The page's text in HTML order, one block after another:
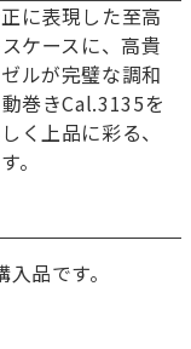
る
に表現した至高
ケースに、高貴
ルが完璧な調和
巻きCal.3135を
く上品に彩る、
。
品です。